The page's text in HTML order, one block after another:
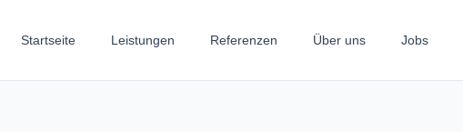
Startseite Leistungen Referenzen Über uns Jobs